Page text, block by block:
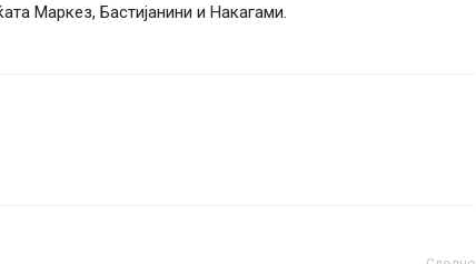
Маркез, Бастијанини и Накагами.